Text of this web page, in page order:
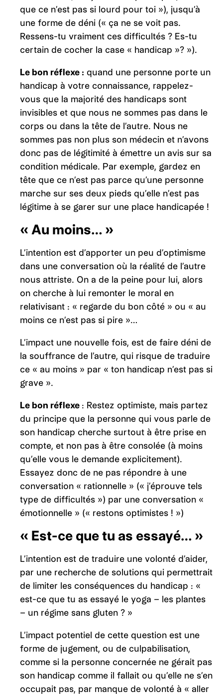
que ce n’est pas si lourd pour toi »), jusqu’à
une forme de déni (« ça ne se voit pas.
Ressens-tu vraiment ces difficultés ? Es-tu
certain de cocher la case « handicap »? »).
Le bon réflexe : quand une personne porte un
handicap à votre connaissance, rappelez-
vous que la majorité des handicaps sont
invisibles et que nous ne sommes pas dans le
corps ou dans la tête de l’autre. Nous ne
sommes pas non plus son médecin et n’avons
donc pas de légitimité à émettre un avis sur sa
condition médicale. Par exemple, gardez en
tête que ce n’est pas parce qu’une personne
marche sur ses deux pieds qu’elle n’est pas
légitime à se garer sur une place handicapée !
« Au moins… »
L’intention est d’apporter un peu d’optimisme
dans une conversation où la réalité de l’autre
nous attriste. On a de la peine pour lui, alors
on cherche à lui remonter le moral en
relativisant : « regarde du bon côté » ou « au
moins ce n’est pas si pire »…
L’impact une nouvelle fois, est de faire déni de
la souffrance de l’autre, qui risque de traduire
ce « au moins » par « ton handicap n’est pas si
grave ».
Le bon réflexe : Restez optimiste, mais partez
du principe que la personne qui vous parle de
son handicap cherche surtout à être prise en
compte, et non pas à être consolée (à moins
qu’elle vous le demande explicitement).
Essayez donc de ne pas répondre à une
conversation « rationnelle » (« j’éprouve tels
type de difficultés ») par une conversation «
émotionnelle » (« restons optimistes ! »)
« Est-ce que tu as essayé… »
L’intention est de traduire une volonté d’aider,
par une recherche de solutions qui permettrait
de limiter les conséquences du handicap : «
est-ce que tu as essayé le yoga – les plantes
– un régime sans gluten ? »
L’impact potentiel de cette question est une
forme de jugement, ou de culpabilisation,
comme si la personne concernée ne gérait pas
son handicap comme il fallait ou qu’elle ne s’en
occupait pas, par manque de volonté à « aller